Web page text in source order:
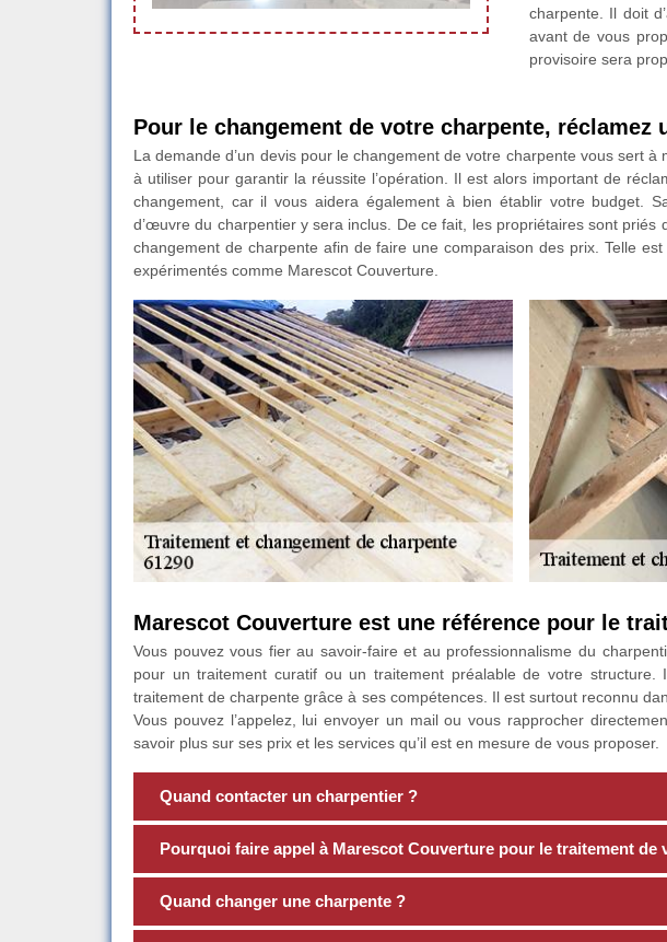
charpente. Il doit
avant de vous
provisoire sera
Pour le changement de votre charpente, réclamez
La demande d’un devis pour le changement de votre charpente vous sert
à utiliser pour garantir la réussite l’opération. Il est alors important de
changement, car il vous aidera également à bien établir votre budget.
d’œuvre du charpentier y sera inclus. De ce fait, les propriétaires sont priés
changement de charpente afin de faire une comparaison des prix. Telle
expérimentés comme Marescot Couverture.
Marescot Couverture est une référence pour le
Vous pouvez vous fier au savoir-faire et au professionnalisme du
pour un traitement curatif ou un traitement préalable de votre structure.
traitement de charpente grâce à ses compétences. Il est surtout reconnu
Vous pouvez l’appelez, lui envoyer un mail ou vous rapprocher
savoir plus sur ses prix et les services qu’il est en mesure de vous proposer.
Quand contacter un charpentier ?
Pourquoi faire appel à Marescot Couverture pour le traitement de
Quand changer une charpente ?